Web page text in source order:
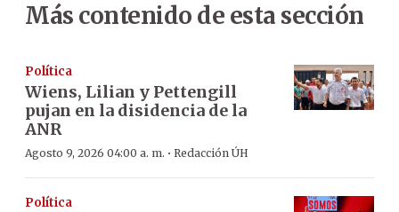
Más contenido de esta sección
Política
Wiens, Lilian y Pettengill
pujan en la disidencia de la
ANR
Agosto 9, 2026 04:00 a. m. · Redacción ÚH
Política